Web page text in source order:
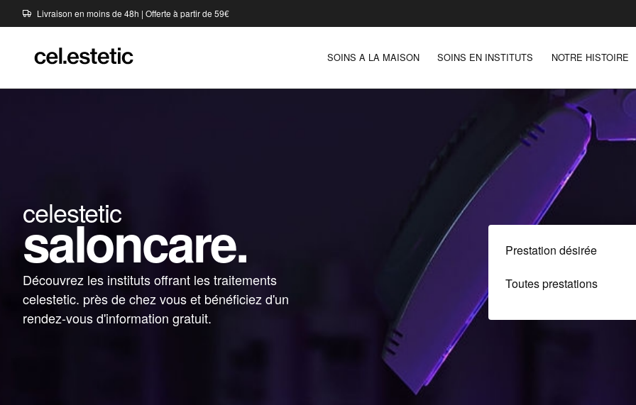
Livraison en moins de 48h | Offerte à partir de 59€
SOINS A LA MAISON SOINS EN INSTITUTS NOTRE HISTOIRE
celestetic
saloncare.
Découvrez les instituts offrant les traitements
celestetic. près de chez vous et bénéficiez d'un
rendez-vous d'information gratuit.
Prestation désirée